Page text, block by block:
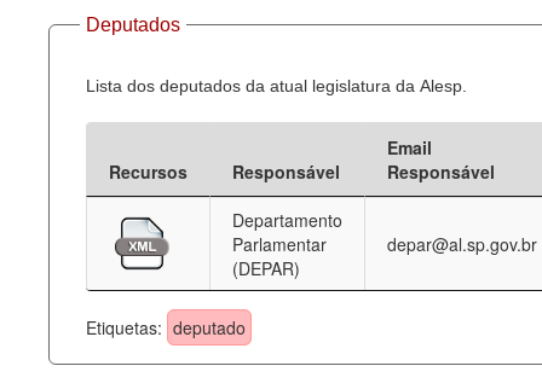
Dados Governamentais Abertos
Planejamento
Catálogo de dados
Processo Legislativo
Deputados Estaduais
Administração
Legislação
Agenda
Deputados
Lista dos deputados da atual legislatura da Alesp.
Recursos Responsável
Email
Responsável
Departamento
Parlamentar
(DEPAR)
depar@al.sp.gov.br
Etiquetas: deputado